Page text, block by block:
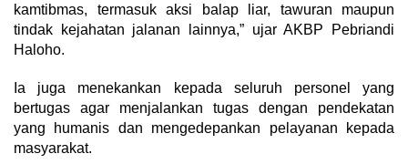
kamtibmas, termasuk aksi balap liar, tawuran maupun
tindak kejahatan jalanan lainnya,” ujar AKBP Pebriandi
Haloho.
Ia juga menekankan kepada seluruh personel yang
bertugas agar menjalankan tugas dengan pendekatan
yang humanis dan mengedepankan pelayanan kepada
masyarakat.